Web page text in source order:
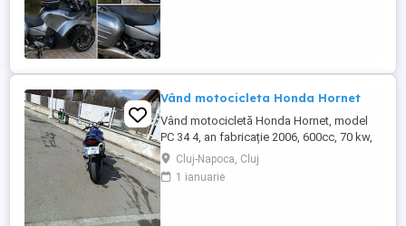
Vând motocicleta Honda Hornet
Vând motocicletă Honda Hornet, model
PC 34 4, an fabricație 2006, 600cc, 70 kw,
98 cp, inspecție tehnică valabilă până în
august 2027 . Preț 1900 euro
Cluj-Napoca, Cluj
1 ianuarie